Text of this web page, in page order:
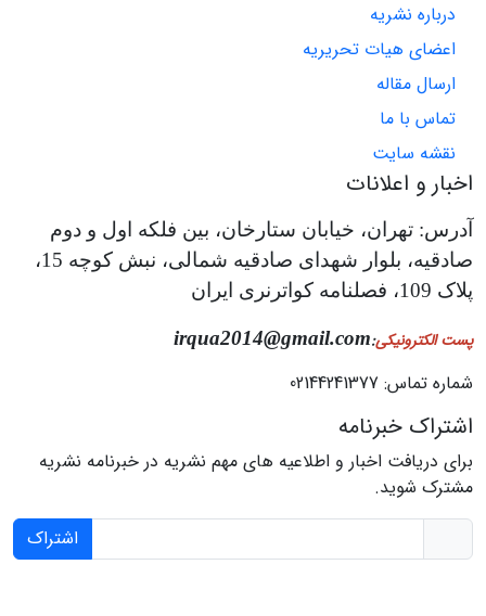
درباره نشریه
اعضای هیات تحریریه
ارسال مقاله
تماس با ما
نقشه سایت
اخبار و اعلانات
آدرس: تهران، خیابان ستارخان، بین فلکه اول و دوم
صادقیه، بلوار شهدای صادقیه شمالی، نبش کوچه 15،
پلاک 109، فصلنامه کواترنری ایران
پست الکترونیکی:
irqua2014@gmail.com
شماره تماس: 02144241377
اشتراک خبرنامه
برای دریافت اخبار و اطلاعیه های مهم نشریه در خبرنامه نشریه
مشترک شوید.
اشتراک